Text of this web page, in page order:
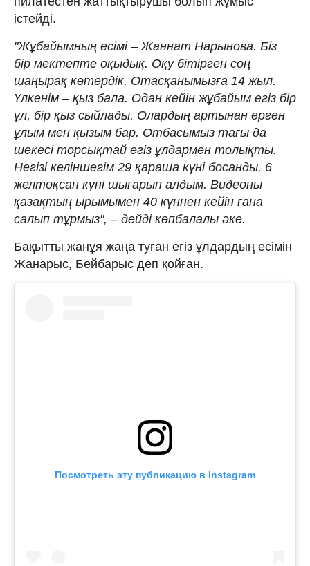
істейді.
"Жұбайымның есімі – Жаннат Нарынова. Біз
бір мектепте оқыдық. Оқу бітірген соң
шаңырақ көтердік. Отасқанымызға 14 жыл.
Үлкенім – қыз бала. Одан кейін жұбайым егіз бір
ұл, бір қыз сыйлады. Олардың артынан ерген
ұлым мен қызым бар. Отбасымыз тағы да
шекесі торсықтай егіз ұлдармен толықты.
Негізі келіншегім 29 қараша күні босанды. 6
желтоқсан күні шығарып алдым. Видеоны
қазақтың ырымымен 40 күннен кейін ғана
салып тұрмыз", – дейді көпбалалы әке.
Бақытты жанұя жаңа туған егіз ұлдардың есімін
Жанарыс, Бейбарыс деп қойған.
Посмотреть эту публикацию в Instagram